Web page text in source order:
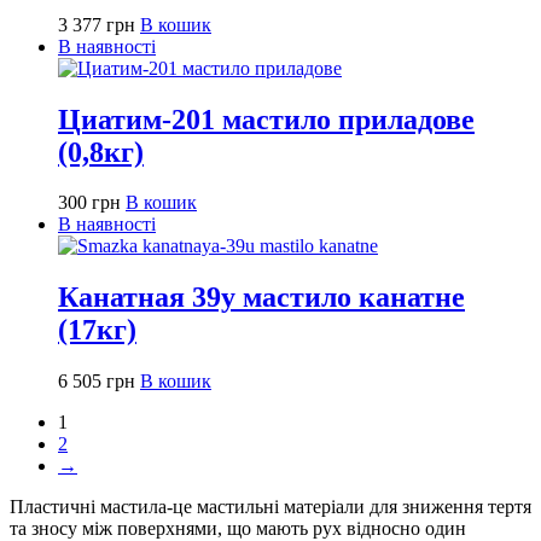
3 377 грн В кошик
В наявності
Циатим-201 мастило приладове
(0,8кг)
300 грн В кошик
В наявності
Канатная 39у мастило канатне
(17кг)
6 505 грн В кошик
1
2
→
Пластичні мастила-це мастильні матеріали для зниження тертя
та зносу між поверхнями, що мають рух відносно один